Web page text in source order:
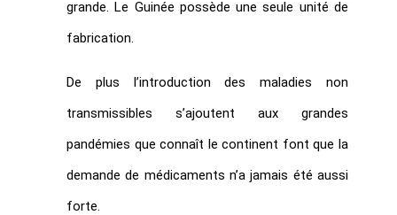
grande. Le Guinée possède une seule unité de
fabrication.
De plus l’introduction des maladies non
transmissibles s’ajoutent aux grandes
pandémies que connaît le continent font que la
demande de médicaments n’a jamais été aussi
forte.